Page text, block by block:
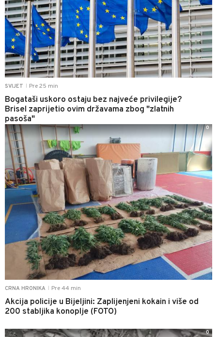
SVIJET Pre 25 min
Bogataši uskoro ostaju bez najveće privilegije?
Brisel zaprijetio ovim državama zbog "zlatnih
pasoša"
CRNA HRONIKA Pre 44 min
Akcija policije u Bijeljini: Zaplijenjeni kokain i više od
200 stabljika konoplje (FOTO)
0
0